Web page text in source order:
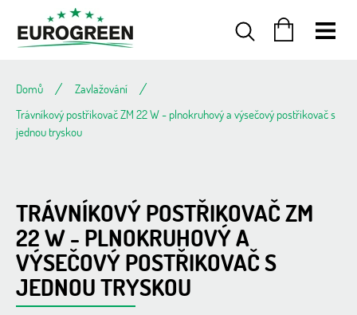
obsah
Domů
Zavlažování
Trávníkový postřikovač ZM 22 W - plnokruhový a výsečový postřikovač s
jednou tryskou
TRÁVNÍKOVÝ POSTŘIKOVAČ ZM
22 W - PLNOKRUHOVÝ A
VÝSEČOVÝ POSTŘIKOVAČ S
JEDNOU TRYSKOU